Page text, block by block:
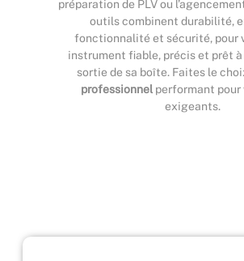
préparation de PLV ou
outils combinent durabilité,
fonctionnalité et sécurité, pour
instrument fiable, précis et prêt à
sortie de sa boîte. Faites le
professionnel performant pour
exigeants.